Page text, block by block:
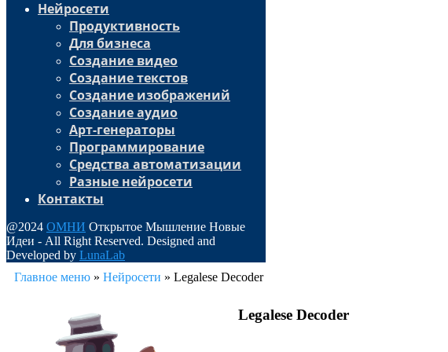
Нейросети
Продуктивность
Для бизнеса
Создание видео
Создание текстов
Создание изображений
Создание аудио
Арт-генераторы
Программирование
Средства автоматизации
Разные нейросети
Контакты
@2024 ОМНИ Открытое Мышление Новые
Идеи - All Right Reserved. Designed and
Developed by LunaLab
Главное меню » Нейросети » Legalese Decoder
Legalese Decoder